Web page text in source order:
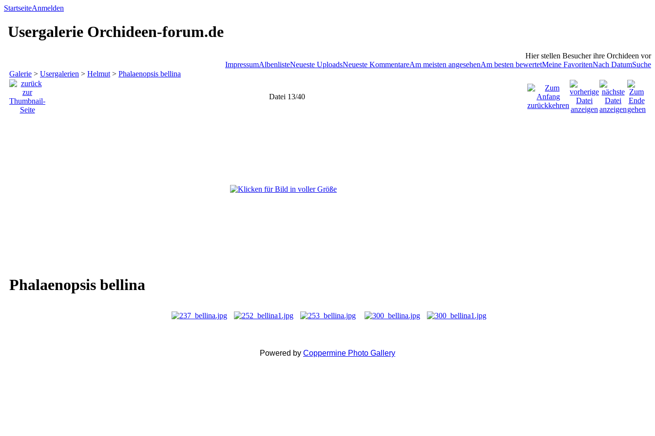
StartseiteAnmelden
Usergalerie Orchideen-forum.de
Hier stellen Besucher ihre Orchideen vor
ImpressumAlbenlisteNeueste UploadsNeueste KommentareAm meisten angesehenAm besten bewertetMeine FavoritenNach DatumSuche
Galerie > Usergalerien > Helmut > Phalaenopsis bellina
Datei 13/40
Phalaenopsis bellina
Powered by Coppermine Photo Gallery